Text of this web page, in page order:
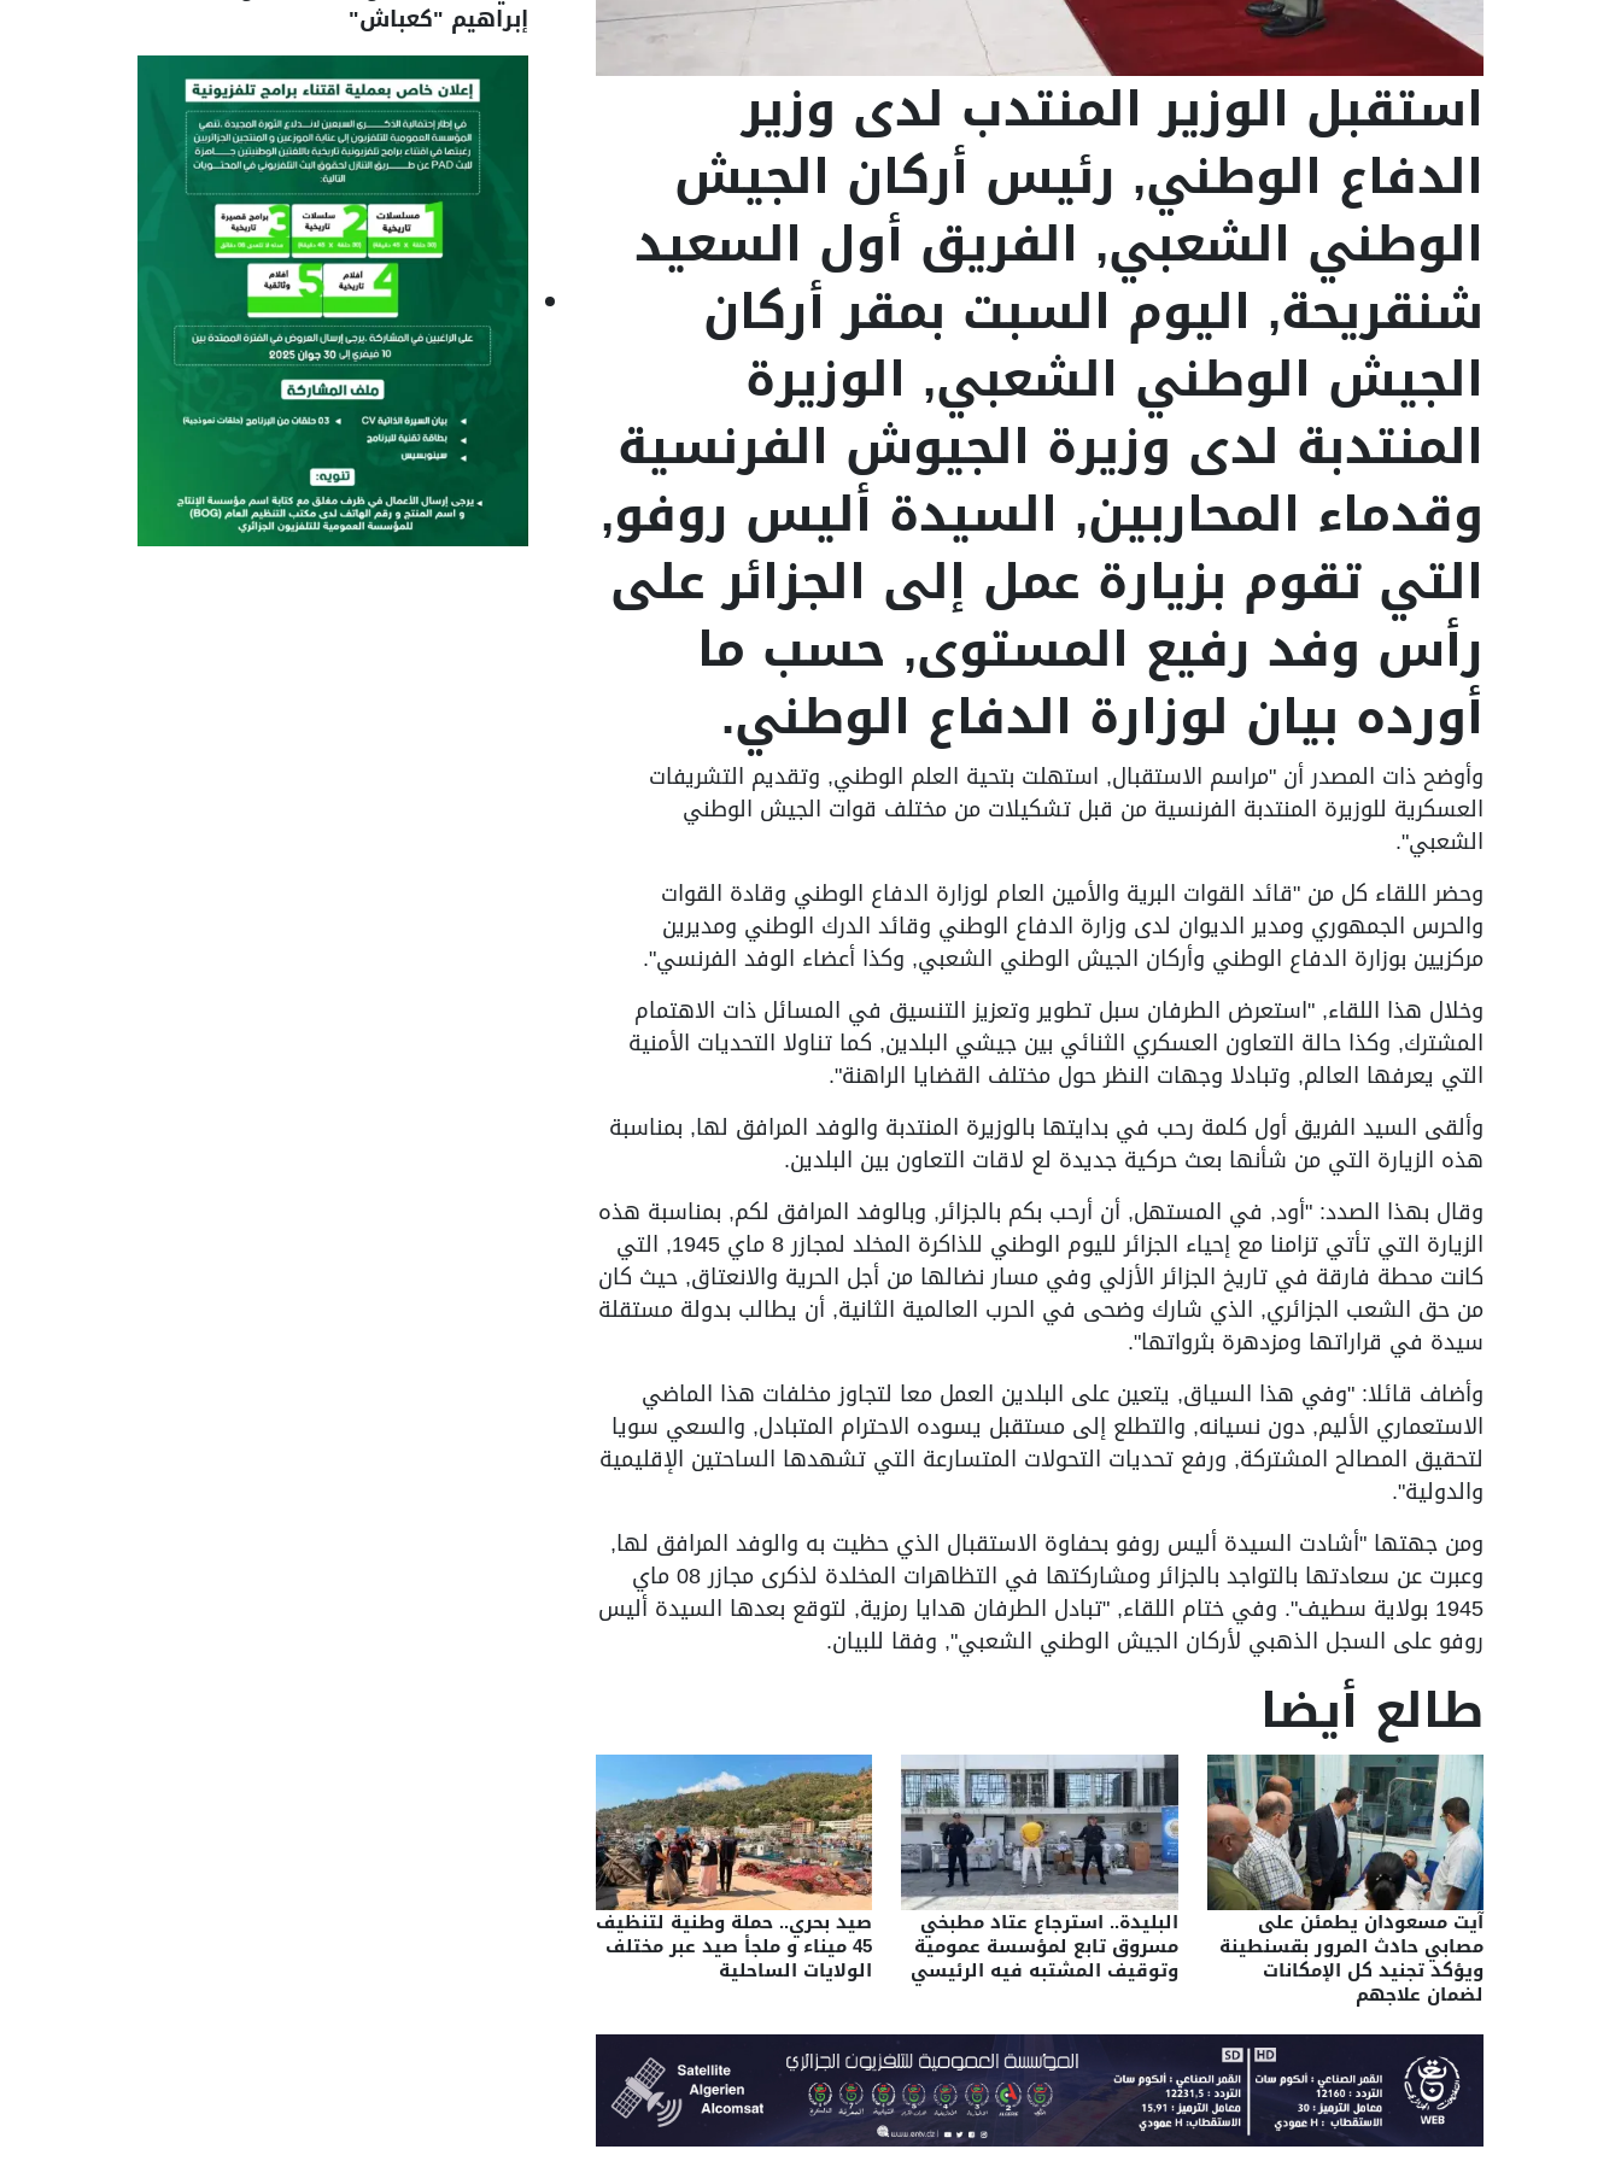
استقبل الوزير المنتدب لدى وزير
الدفاع الوطني, رئيس أركان الجيش
الوطني الشعبي, الفريق أول السعيد
شنقريحة, اليوم السبت بمقر أركان
الجيش الوطني الشعبي, الوزيرة
المنتدبة لدى وزيرة الجيوش الفرنسية
وقدماء المحاربين, السيدة أليس روفو,
التي تقوم بزيارة عمل إلى الجزائر على
رأس وفد رفيع المستوى, حسب ما
أورده بيان لوزارة الدفاع الوطني.
وأوضح ذات المصدر أن "مراسم الاستقبال, استهلت بتحية العلم الوطني, وتقديم التشريفات
العسكرية للوزيرة المنتدبة الفرنسية من قبل تشكيلات من مختلف قوات الجيش الوطني
الشعبي".
وحضر اللقاء كل من "قائد القوات البرية والأمين العام لوزارة الدفاع الوطني وقادة القوات
والحرس الجمهوري ومدير الديوان لدى وزارة الدفاع الوطني وقائد الدرك الوطني ومديرين
مركزيين بوزارة الدفاع الوطني وأركان الجيش الوطني الشعبي, وكذا أعضاء الوفد الفرنسي".
وخلال هذا اللقاء, "استعرض الطرفان سبل تطوير وتعزيز التنسيق في المسائل ذات الاهتمام
المشترك, وكذا حالة التعاون العسكري الثنائي بين جيشي البلدين, كما تناولا التحديات الأمنية
التي يعرفها العالم, وتبادلا وجهات النظر حول مختلف القضايا الراهنة".
وألقى السيد الفريق أول كلمة رحب في بدايتها بالوزيرة المنتدبة والوفد المرافق لها, بمناسبة
هذه الزيارة التي من شأنها بعث حركية جديدة لع لاقات التعاون بين البلدين.
وقال بهذا الصدد: "أود, في المستهل, أن أرحب بكم بالجزائر, وبالوفد المرافق لكم, بمناسبة هذه
الزيارة التي تأتي تزامنا مع إحياء الجزائر لليوم الوطني للذاكرة المخلد لمجازر 8 ماي 1945, التي
كانت محطة فارقة في تاريخ الجزائر الأزلي وفي مسار نضالها من أجل الحرية والانعتاق, حيث كان
من حق الشعب الجزائري, الذي شارك وضحى في الحرب العالمية الثانية, أن يطالب بدولة مستقلة
سيدة في قراراتها ومزدهرة بثرواتها".
وأضاف قائلا: "وفي هذا السياق, يتعين على البلدين العمل معا لتجاوز مخلفات هذا الماضي
الاستعماري الأليم, دون نسيانه, والتطلع إلى مستقبل يسوده الاحترام المتبادل, والسعي سويا
لتحقيق المصالح المشتركة, ورفع تحديات التحولات المتسارعة التي تشهدها الساحتين الإقليمية
والدولية".
ومن جهتها "أشادت السيدة أليس روفو بحفاوة الاستقبال الذي حظيت به والوفد المرافق لها,
وعبرت عن سعادتها بالتواجد بالجزائر ومشاركتها في التظاهرات المخلدة لذكرى مجازر 08 ماي
1945 بولاية سطيف". وفي ختام اللقاء, "تبادل الطرفان هدايا رمزية, لتوقع بعدها السيدة أليس
روفو على السجل الذهبي لأركان الجيش الوطني الشعبي", وفقا للبيان.
طالع أيضا
آيت مسعودان يطمئن على
مصابي حادث المرور بقسنطينة
ويؤكد تجنيد كل الإمكانات
لضمان علاجهم
البليدة.. استرجاع عتاد مطبخي
مسروق تابع لمؤسسة عمومية
وتوقيف المشتبه فيه الرئيسي
صيد بحري.. حملة وطنية لتنظيف
45 ميناء و ملجأ صيد عبر مختلف
الولايات الساحلية
إبراهيم "كعباش"